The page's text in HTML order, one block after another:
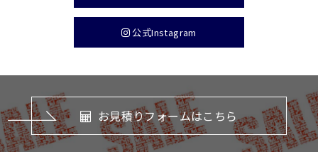
公式Instagram
お見積りフォームはこちら